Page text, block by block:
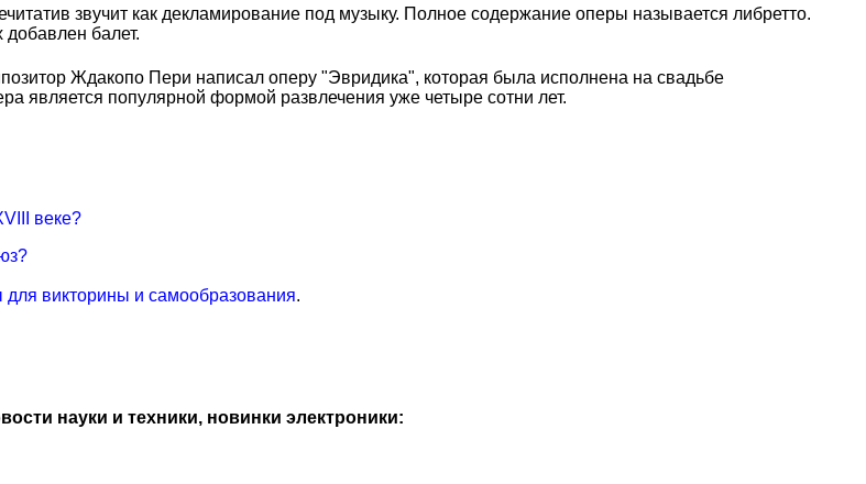
звучит как декламирование под музыку. Полное содержание оперы называется либретто.
балет.
Ждакопо Пери написал оперу "Эвридика", которая была исполнена на свадьбе
является популярной формой развлечения уже четыре сотни лет.
веке?
викторины и самообразования.
науки и техники, новинки электроники: